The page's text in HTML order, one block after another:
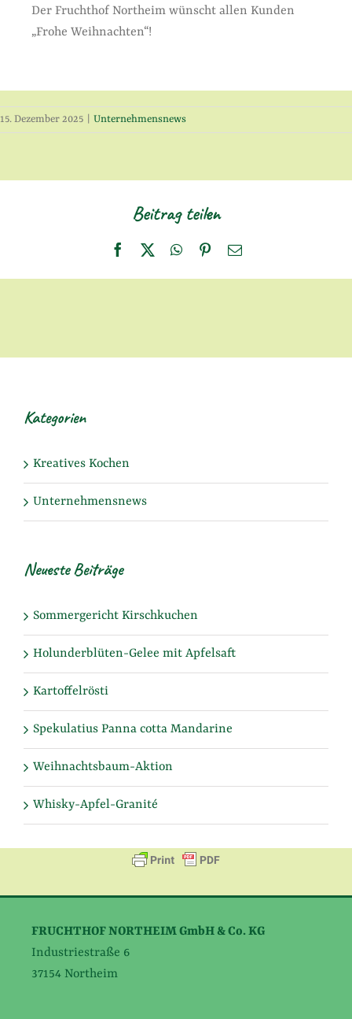
Der Fruchthof Northeim wünscht allen Kunden
„Frohe Weihnachten“!
15. Dezember 2025 Unternehmensnews
Beitrag teilen
Facebook
X WhatsApp
Pinterest
E-
Kategorien
Kreatives Kochen
Unternehmensnews
Neueste Beiträge
Sommergericht Kirschkuchen
Holunderblüten-Gelee mit Apfelsaft
Kartoffelrösti
Spekulatius Panna cotta Mandarine
Weihnachtsbaum-Aktion
Whisky-Apfel-Granité
FRUCHTHOF NORTHEIM GmbH & Co. KG
Industriestraße 6
37154 Northeim